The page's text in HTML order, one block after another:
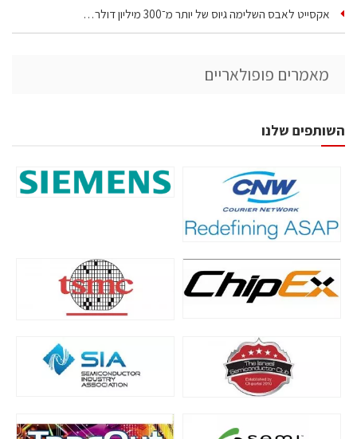
אקסייט לאבס השלימה גיוס של יותר מ־300 מיליון דולר…
מאמרים פופולאריים
השותפים שלנו